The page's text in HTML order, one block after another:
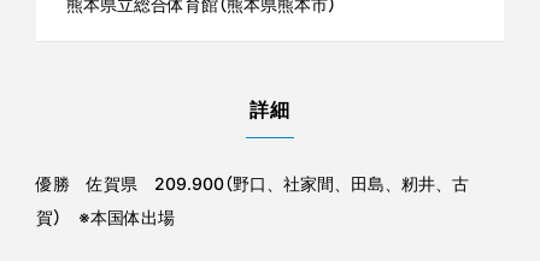
詳細
優勝 佐賀県 209.900（野口、社家間、田島、籾井、古
賀） ※本国体出場